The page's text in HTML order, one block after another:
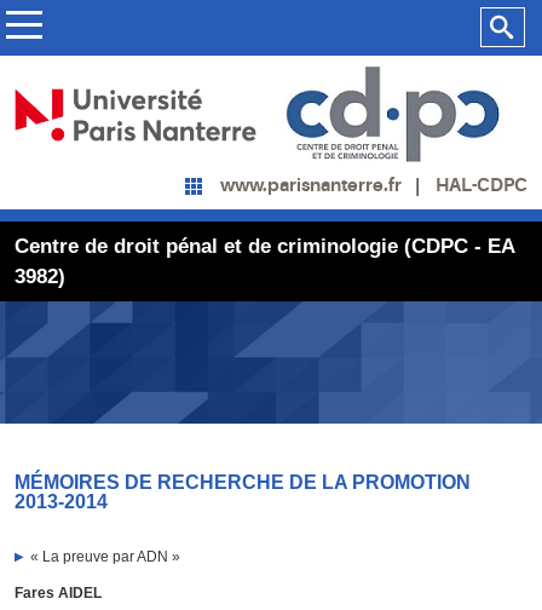
www.parisnanterre.fr HAL-CDPC
Centre de droit pénal et de criminologie (CDPC - EA
3982)
MÉMOIRES DE RECHERCHE DE LA PROMOTION
2013-2014
« La preuve par ADN »
Fares AIDEL